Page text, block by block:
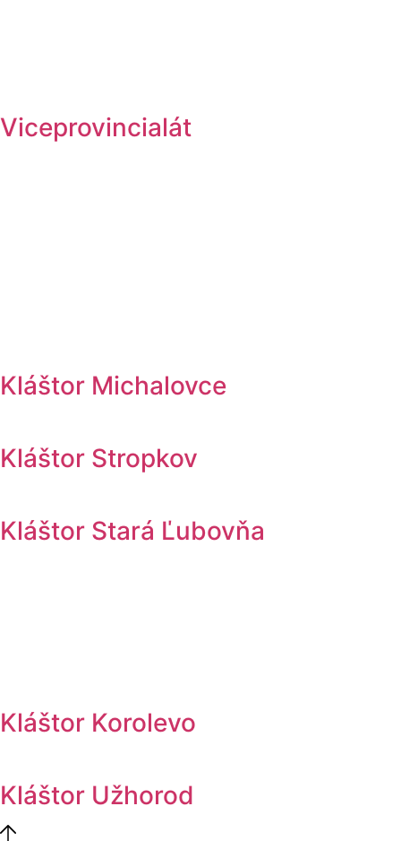
Viceprovincialát
Kláštor Michalovce
Kláštor Stropkov
Kláštor Stará Ľubovňa
Kláštor Korolevo
Kláštor Užhorod